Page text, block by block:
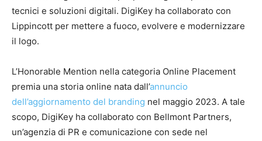
tecnici e soluzioni digitali. DigiKey ha collaborato con
Lippincott per mettere a fuoco, evolvere e modernizzare
il logo.
L’Honorable Mention nella categoria Online Placement
premia una storia online nata dall’annuncio
dell’aggiornamento del branding nel maggio 2023. A tale
scopo, DigiKey ha collaborato con Bellmont Partners,
un’agenzia di PR e comunicazione con sede nel